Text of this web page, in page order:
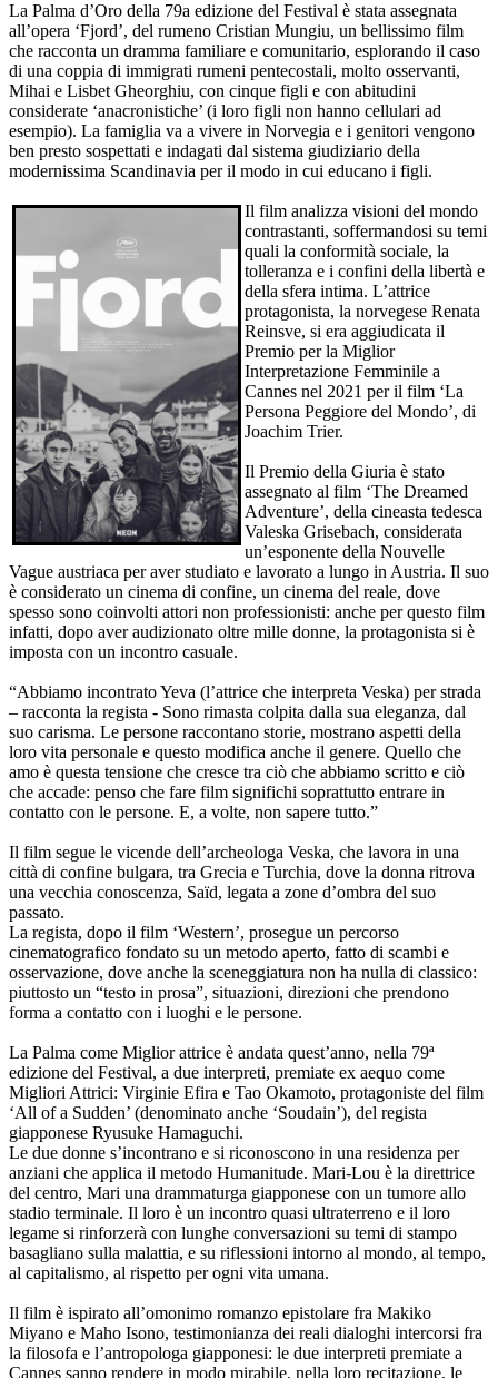
La Palma d’Oro della 79a edizione del Festival è stata assegnata
all’opera ‘Fjord’, del rumeno Cristian Mungiu, un bellissimo film
che racconta un dramma familiare e comunitario, esplorando il caso
di una coppia di immigrati rumeni pentecostali, molto osservanti,
Mihai e Lisbet Gheorghiu, con cinque figli e con abitudini
considerate ‘anacronistiche’ (i loro figli non hanno cellulari ad
esempio). La famiglia va a vivere in Norvegia e i genitori vengono
ben presto sospettati e indagati dal sistema giudiziario della
modernissima Scandinavia per il modo in cui educano i figli.
Il film analizza visioni del mondo
contrastanti, soffermandosi su temi
quali la conformità sociale, la
tolleranza e i confini della libertà e
della sfera intima. L’attrice
protagonista, la norvegese Renata
Reinsve, si era aggiudicata il
Premio per la Miglior
Interpretazione Femminile a
Cannes nel 2021 per il film ‘La
Persona Peggiore del Mondo’, di
Joachim Trier.
Il Premio della Giuria è stato
assegnato al film ‘The Dreamed
Adventure’, della cineasta tedesca
Valeska Grisebach, considerata
un’esponente della Nouvelle
Vague austriaca per aver studiato e lavorato a lungo in Austria. Il suo
è considerato un cinema di confine, un cinema del reale, dove
spesso sono coinvolti attori non professionisti: anche per questo film
infatti, dopo aver audizionato oltre mille donne, la protagonista si è
imposta con un incontro casuale.
“Abbiamo incontrato Yeva (l’attrice che interpreta Veska) per strada
– racconta la regista - Sono rimasta colpita dalla sua eleganza, dal
suo carisma. Le persone raccontano storie, mostrano aspetti della
loro vita personale e questo modifica anche il genere. Quello che
amo è questa tensione che cresce tra ciò che abbiamo scritto e ciò
che accade: penso che fare film significhi soprattutto entrare in
contatto con le persone. E, a volte, non sapere tutto.”
Il film segue le vicende dell’archeologa Veska, che lavora in una
città di confine bulgara, tra Grecia e Turchia, dove la donna ritrova
una vecchia conoscenza, Saïd, legata a zone d’ombra del suo
passato.
La regista, dopo il film ‘Western’, prosegue un percorso
cinematografico fondato su un metodo aperto, fatto di scambi e
osservazione, dove anche la sceneggiatura non ha nulla di classico:
piuttosto un “testo in prosa”, situazioni, direzioni che prendono
forma a contatto con i luoghi e le persone.
La Palma come Miglior attrice è andata quest’anno, nella 79ª
edizione del Festival, a due interpreti, premiate ex aequo come
Migliori Attrici: Virginie Efira e Tao Okamoto, protagoniste del film
‘All of a Sudden’ (denominato anche ‘Soudain’), del regista
giapponese Ryusuke Hamaguchi.
Le due donne s’incontrano e si riconoscono in una residenza per
anziani che applica il metodo Humanitude. Mari-Lou è la direttrice
del centro, Mari una drammaturga giapponese con un tumore allo
stadio terminale. Il loro è un incontro quasi ultraterreno e il loro
legame si rinforzerà con lunghe conversazioni su temi di stampo
basagliano sulla malattia, e su riflessioni intorno al mondo, al tempo,
al capitalismo, al rispetto per ogni vita umana.
Il film è ispirato all’omonimo romanzo epistolare fra Makiko
Miyano e Maho Isono, testimonianza dei reali dialoghi intercorsi fra
la filosofa e l’antropologa giapponesi: le due interpreti premiate a
Cannes sanno rendere in modo mirabile, nella loro recitazione, le